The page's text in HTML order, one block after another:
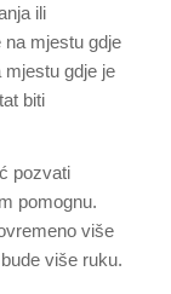
ili
na mjestu gdje
mjestu gdje je
biti
pozvati
pomognu.
više
više ruku.